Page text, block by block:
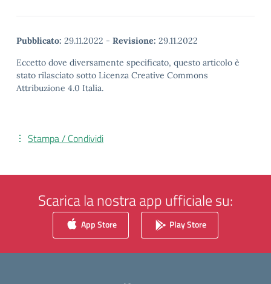
Pubblicato: 29.11.2022 - Revisione: 29.11.2022
Eccetto dove diversamente specificato, questo articolo è
stato rilasciato sotto Licenza Creative Commons
Attribuzione 4.0 Italia.
Stampa / Condividi
Scarica la nostra app ufficiale su:
App Store Play Store